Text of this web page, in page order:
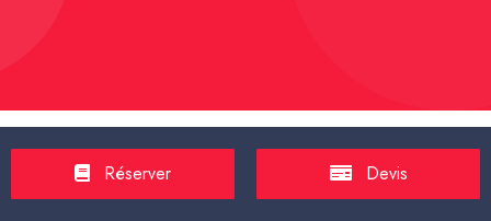
Spécial Passager : -Réserver un Taxi
Réserver Devis